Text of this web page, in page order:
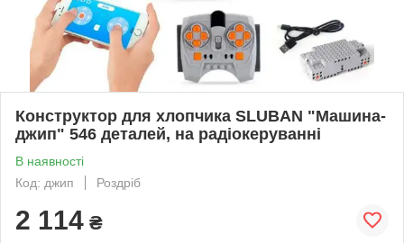
Конструктор для хлопчика SLUBAN "Машина-
джип" 546 деталей, на радіокеруванні
В наявності
Код: джип
Роздріб
2 114 ₴